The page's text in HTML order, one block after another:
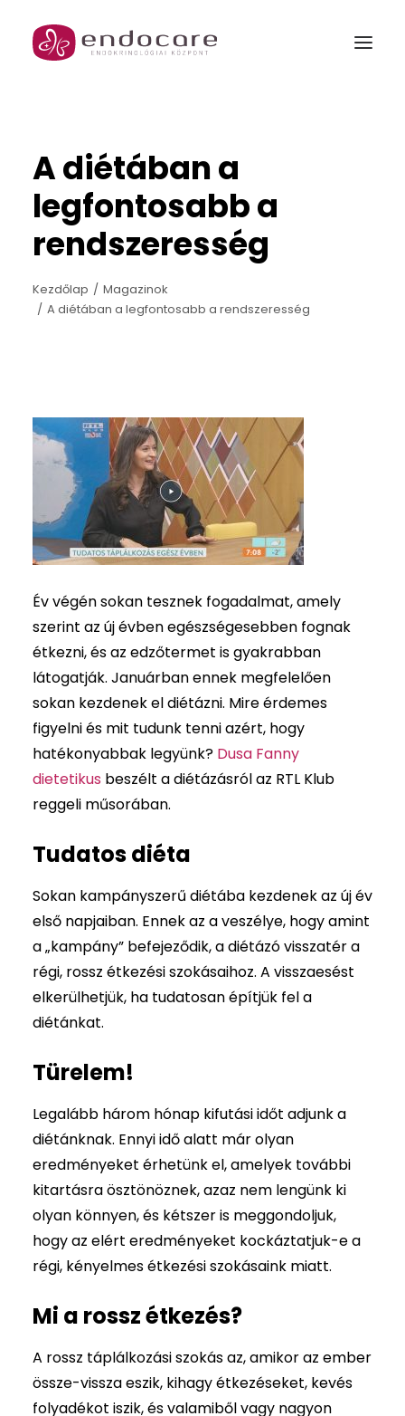
GARANTÁLT GYERMEK PROGRAM
Rólunk
Szakrendelések és csomagjaink
Orvosok
Magazin
Aktuális
GYIK
Kapcsolat
A diétában a
legfontosabb a
rendszeresség
Kezdőlap
Magazinok
A diétában a legfontosabb a rendszeresség
Év végén sokan tesznek fogadalmat, amely
szerint az új évben egészségesebben fognak
étkezni, és az edzőtermet is gyakrabban
látogatják. Januárban ennek megfelelően
sokan kezdenek el diétázni. Mire érdemes
figyelni és mit tudunk tenni azért, hogy
hatékonyabbak legyünk? Dusa Fanny
dietetikus beszélt a diétázásról az RTL Klub
reggeli műsorában.
Tudatos diéta
Sokan kampányszerű diétába kezdenek az új év
első napjaiban. Ennek az a veszélye, hogy amint
a „kampány” befejeződik, a diétázó visszatér a
régi, rossz étkezési szokásaihoz. A visszaesést
elkerülhetjük, ha tudatosan építjük fel a
diétánkat.
Türelem!
Legalább három hónap kifutási időt adjunk a
diétánknak. Ennyi idő alatt már olyan
eredményeket érhetünk el, amelyek további
kitartásra ösztönöznek, azaz nem lengünk ki
olyan könnyen, és kétszer is meggondoljuk,
hogy az elért eredményeket kockáztatjuk-e a
régi, kényelmes étkezési szokásaink miatt.
Mi a rossz étkezés?
A rossz táplálkozási szokás az, amikor az ember
össze-vissza eszik, kihagy étkezéseket, kevés
folyadékot iszik, és valamiből vagy nagyon